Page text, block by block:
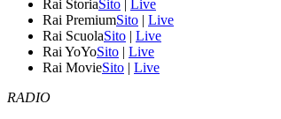
Rai StoriaSito | Live
Rai PremiumSito | Live
Rai ScuolaSito | Live
Rai YoYoSito | Live
Rai MovieSito | Live
RADIO